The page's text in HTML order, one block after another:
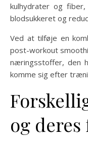
kulhydrater og
blodsukkeret og
Ved at tilføje en
post-workout
næringsstoffer, den
komme sig efter
og